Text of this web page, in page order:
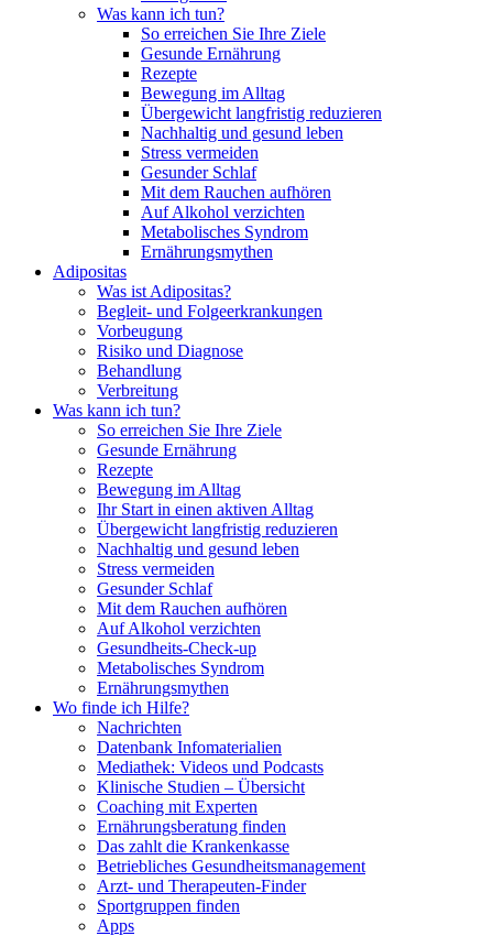
Was kann ich tun?
So erreichen Sie Ihre Ziele
Gesunde Ernährung
Rezepte
Bewegung im Alltag
Übergewicht langfristig reduzieren
Nachhaltig und gesund leben
Stress vermeiden
Gesunder Schlaf
Mit dem Rauchen aufhören
Auf Alkohol verzichten
Metabolisches Syndrom
Ernährungsmythen
Adipositas
Was ist Adipositas?
Begleit- und Folgeerkrankungen
Vorbeugung
Risiko und Diagnose
Behandlung
Verbreitung
Was kann ich tun?
So erreichen Sie Ihre Ziele
Gesunde Ernährung
Rezepte
Bewegung im Alltag
Ihr Start in einen aktiven Alltag
Übergewicht langfristig reduzieren
Nachhaltig und gesund leben
Stress vermeiden
Gesunder Schlaf
Mit dem Rauchen aufhören
Auf Alkohol verzichten
Gesundheits-Check-up
Metabolisches Syndrom
Ernährungsmythen
Wo finde ich Hilfe?
Nachrichten
Datenbank Infomaterialien
Mediathek: Videos und Podcasts
Klinische Studien – Übersicht
Coaching mit Experten
Ernährungsberatung finden
Das zahlt die Krankenkasse
Betriebliches Gesundheitsmanagement
Arzt- und Therapeuten-Finder
Sportgruppen finden
Apps